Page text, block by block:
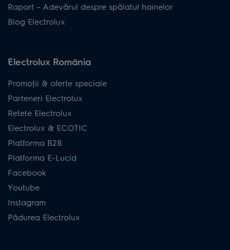
Raport – Adevărul despre spălatul hainelor
Blog Electrolux
Electrolux România
Promoţii & oferte speciale
Parteneri Electrolux
Retete Electrolux
Electrolux & ECOTIC
Platforma B2B
Platforma E-Lucid
Facebook
Youtube
Instagram
Pădurea Electrolux